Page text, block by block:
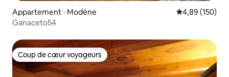
Appartement ⋅ Modène Évaluation
4,89 (150)
Ganaceto54
Coup de cœur voyageurs
Coup de cœur voyageurs